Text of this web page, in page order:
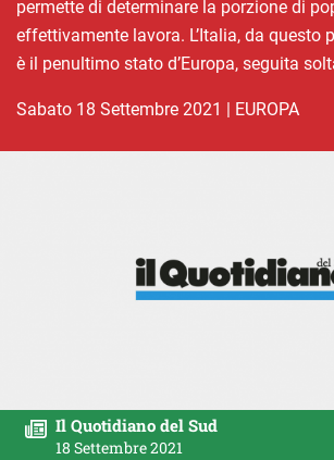
permette di determinare la porzione di
effettivamente lavora. L’Italia, da questo
è il penultimo stato d’Europa, seguita
sabato 18 Settembre 2021 | EUROPA
Il Quotidiano del Sud
18 Settembre 2021